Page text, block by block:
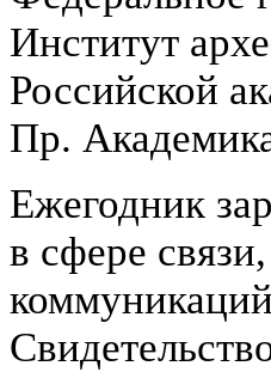
Институт
Российской
Пр.
Ежегодник
в сфере
коммуникаций